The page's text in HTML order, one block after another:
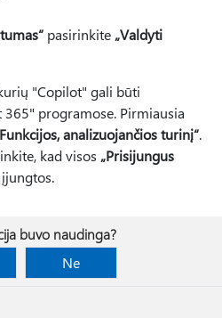
pasirinkite „Valdyti
"Copilot" gali būti
programose. Pirmiausia
analizuojančios turinį“.
kad visos „Prisijungus
buvo naudinga?
Ne